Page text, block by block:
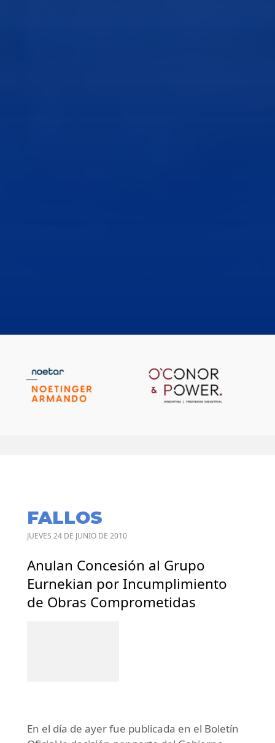
FALLOS
JUEVES 24 DE JUNIO DE 2010
Anulan Concesión al Grupo
Eurnekian por Incumplimiento
de Obras Comprometidas
En el día de ayer fue publicada en el Boletín